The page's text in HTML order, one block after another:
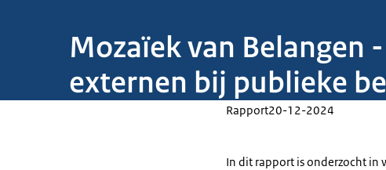
Mozaïek van Belangen
externen bij publieke
Rapport20-12-2024
In dit rapport is onderzocht in